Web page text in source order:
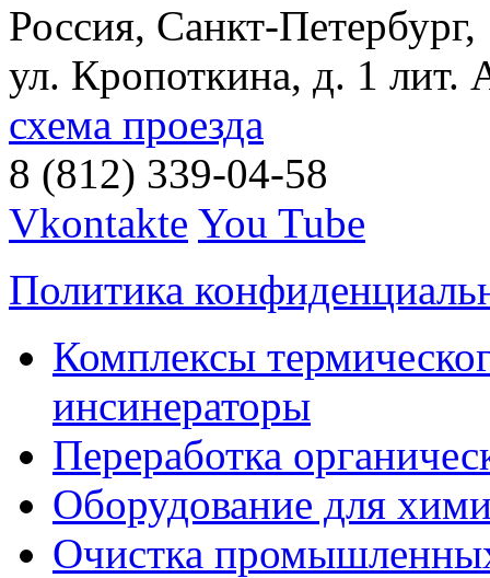
Россия, Санкт-Петербург,
ул. Кропоткина, д. 1 лит.
схема проезда
8 (812) 339-04-58
Vkontakte You Tube
Политика
Комплексы
инсинераторы
Переработка
Оборудование для
Очистка